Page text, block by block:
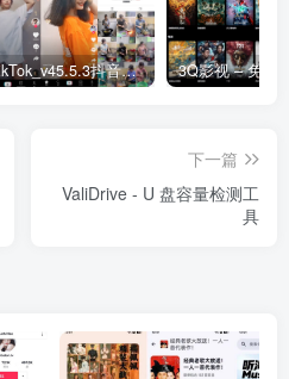
TikTok_v45.5.3抖音国际版_免拔卡解锁全球版
下一篇
ValiDrive - U 盘容量检测工
具